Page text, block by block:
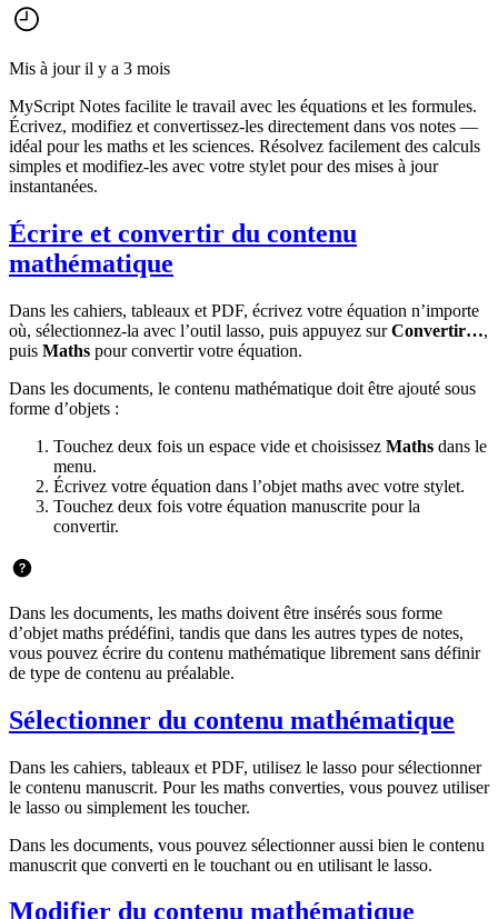
Mis à jour il y a 3 mois
MyScript Notes facilite le travail avec les équations et les formules.
Écrivez, modifiez et convertissez-les directement dans vos notes —
idéal pour les maths et les sciences. Résolvez facilement des calculs
simples et modifiez-les avec votre stylet pour des mises à jour
instantanées.
Écrire et convertir du contenu
mathématique
Dans les cahiers, tableaux et PDF, écrivez votre équation n’importe
où, sélectionnez-la avec l’outil lasso, puis appuyez surConvertir…,
puis Maths pour convertir votre équation.
Dans les documents, le contenu mathématique doit être ajouté sous
forme d’objets :
Touchez deux fois un espace vide et choisissez Maths dans le
menu.
Écrivez votre équation dans l’objet maths avec votre stylet.
Touchez deux fois votre équation manuscrite pour la
convertir.
Dans les documents, les maths doivent être insérés sous forme
d’objet maths prédéfini, tandis que dans les autres types de notes,
vous pouvez écrire du contenu mathématique librement sans définir
de type de contenu au préalable.
Sélectionner du contenu mathématique
Dans les cahiers, tableaux et PDF, utilisez le lasso pour sélectionner
le contenu manuscrit. Pour les maths converties, vous pouvez utiliser
le lasso ou simplement les toucher.
Dans les documents, vous pouvez sélectionner aussi bien le contenu
manuscrit que converti en le touchant ou en utilisant le lasso.
Modifier du contenu mathématique